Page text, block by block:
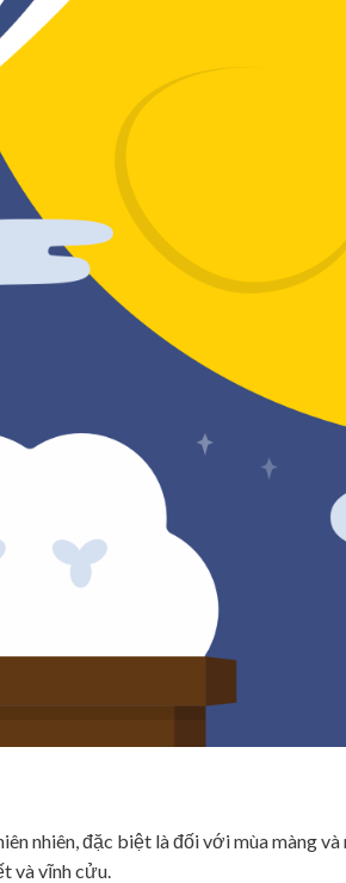
nhiên, đặc biệt là đối với mùa màng
và vĩnh cửu.